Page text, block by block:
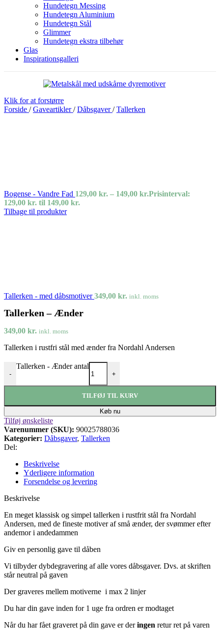
Hundetegn Messing
Hundetegn Aluminium
Hundetegn Stål
Glimmer
Hundetegn ekstra tilbehør
Glas
Inspirationsgalleri
Klik for at forstørre
Forside / Gaveartikler/ Dåbsgaver/ Tallerken
Bogense - Vandre Fad 129,00 kr. – 149,00 kr.Prisinterval:
129,00 kr. til 149,00 kr.
Tilbage til produkter
Tallerken - med dåbsmotiver349,00 kr. inkl. moms
Tallerken – Ænder
349,00 kr. inkl. moms
Tallerken i rustfri stål med ænder fra Nordahl Andersen
-
Tallerken - Ænder antal
+
TILFØJ TIL KURV
Køb nu
Tilføj ønskeliste
Varenummer (SKU): 90025788036
Kategorier: Dåbsgaver, Tallerken
Del:
Beskrivelse
Yderligere information
Forsendelse og levering
Beskrivelse
En meget klassisk og simpel tallerken i rustfrit stål fra Nordahl
Andersen, med de fineste motiver af små ænder, der svømmer efter
andemor i andedammen
Giv en personlig gave til dåben
Vi tilbyder dybdegravering af alle vores dåbsgaver. Dvs. at skriften
står neutral på gaven
Der graveres mellem motiverne i max 2 linjer
Du har din gave inden for 1 uge fra ordren er modtaget
Når du har fået graveret på din gave er deringen retur ret på varen